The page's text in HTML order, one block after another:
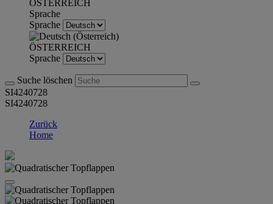
ÖSTERREICH
Sprache
Sprache
ÖSTERREICH
Sprache
Suche löschen
SI4240728
SI4240728
Zurück
Home